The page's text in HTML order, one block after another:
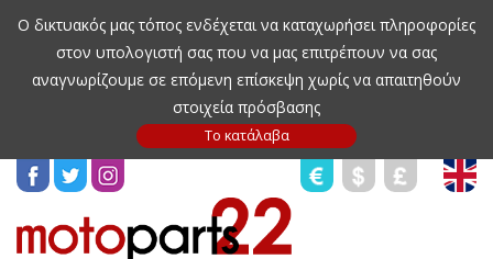
Ο δικτυακός μας τόπος ενδέχεται να καταχωρήσει πληροφορίες
στον υπολογιστή σας που να μας επιτρέπουν να σας
αναγνωρίζουμε σε επόμενη επίσκεψη χωρίς να απαιτηθούν
στοιχεία πρόσβασης